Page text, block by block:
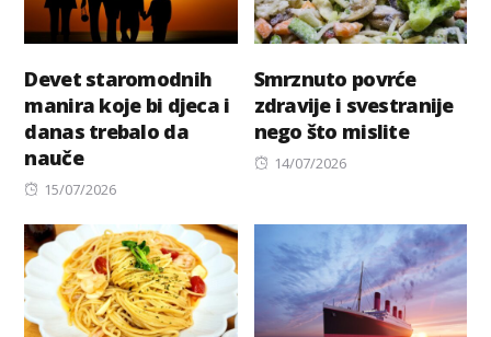
Devet staromodnih
manira koje bi djeca i
danas trebalo da
nauče
Posted
15/07/2026
Smrznuto povrće
zdravije i svestranije
nego što mislite
Posted
14/07/2026